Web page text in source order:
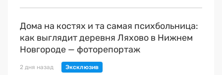
Дома на костях и та самая психбольница:
как выглядит деревня Ляхово в Нижнем
Новгороде — фоторепортаж
2 дня назад